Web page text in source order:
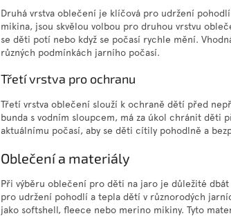
Druhá vrstva oblečení je klíčová pro udržení
mikina, jsou skvělou volbou pro druhou vrstvu
se děti potí nebo když se počasí rychle mění.
různých podmínkách jarního počasí.
Třetí vrstva pro ochranu
Třetí vrstva oblečení slouží k ochraně dětí před
bunda s vodním sloupcem, má za úkol chránit
aktuálnímu počasí, aby se děti cítily pohodlně a
Oblečení a materiály
Při výběru oblečení pro děti na jaro je důležité
pro udržení pohodlí a tepla dětí v různorodých
jako softshell, fleece nebo merino mikiny. Tyto